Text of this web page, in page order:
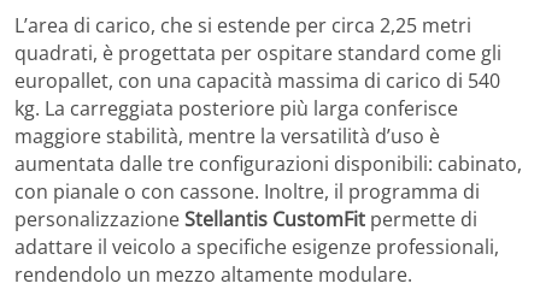
L’area di carico, che si estende per circa 2,25 metri
quadrati, è progettata per ospitare standard come gli
europallet, con una capacità massima di carico di 540
kg. La carreggiata posteriore più larga conferisce
maggiore stabilità, mentre la versatilità d’uso è
aumentata dalle tre configurazioni disponibili: cabinato,
con pianale o con cassone. Inoltre, il programma di
personalizzazioneStellantis CustomFit permette di
adattare il veicolo a specifiche esigenze professionali,
rendendolo un mezzo altamente modulare.